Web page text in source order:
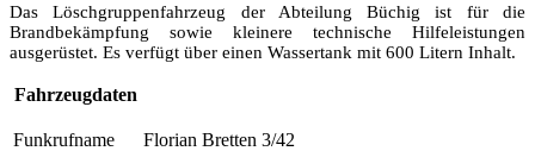
Das Löschgruppenfahrzeug der Abteilung Büchig ist für die
Brandbekämpfung sowie kleinere technische Hilfeleistungen
ausgerüstet. Es verfügt über einen Wassertank mit 600 Litern Inhalt.
Fahrzeugdaten
Funkrufname Florian Bretten 3/42